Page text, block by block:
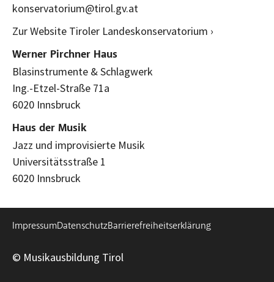
konservatorium@tirol.gv.at
Zur Website Tiroler Landeskonservatorium ›
Werner Pirchner Haus
Blasinstrumente & Schlagwerk
Ing.-Etzel-Straße 71a
6020 Innsbruck
Haus der Musik
Jazz und improvisierte Musik
Universitätsstraße 1
6020 Innsbruck
ImpressumDatenschutzBarrierefreiheitserklärung
© Musikausbildung Tirol